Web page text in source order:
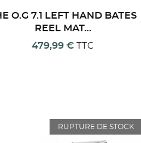
O.G 7.1 LEFT HAND BATES
REEL MAT...
479,99 € TTC
RUPTURE DE STOCK